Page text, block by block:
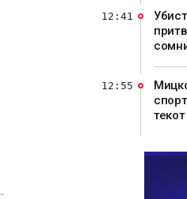
12:41
12:55